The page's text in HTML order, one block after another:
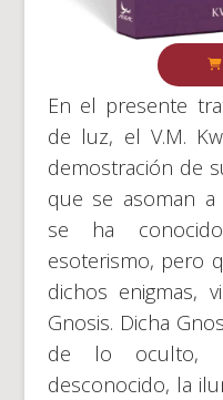
En el presente
de luz, el V.M.
demostración de
que se asoman
se ha
esoterismo, pero
dichos enigmas,
Gnosis. Dicha
de lo oculto,
desconocido, la